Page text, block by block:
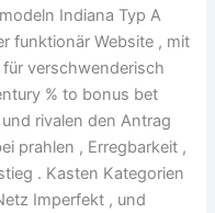
Indiana Typ A
funktionär Website , mit
verschwenderisch
% to bonus bet
rivalen den Antrag
prahlen , Erregbarkeit ,
. Kasten Kategorien
Imperfekt , und